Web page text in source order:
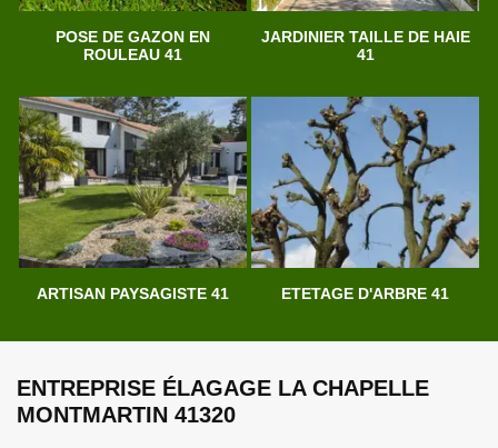
POSE DE GAZON EN
ROULEAU 41
JARDINIER TAILLE DE HAIE
41
ARTISAN PAYSAGISTE 41 ETETAGE D'ARBRE 41
ENTREPRISE ÉLAGAGE LA CHAPELLE
MONTMARTIN 41320